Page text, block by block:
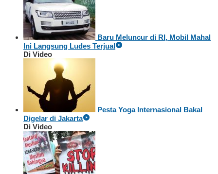
Baru Meluncur di RI, Mobil Mahal
Ini Langsung Ludes Terjual
Di Video
Pesta Yoga Internasional Bakal
Digelar di Jakarta
Di Video